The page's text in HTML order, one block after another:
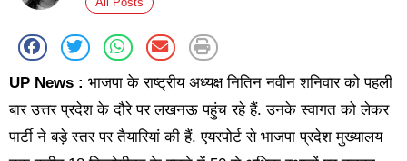
UP News : भाजपा के राष्ट्रीय अध्यक्ष नितिन नवीन शनिवार को पहली
बार उत्तर प्रदेश के दौरे पर लखनऊ पहुंच रहे हैं. उनके स्वागत को लेकर
पार्टी ने बड़े स्तर पर तैयारियां की हैं. एयरपोर्ट से भाजपा प्रदेश मुख्यालय